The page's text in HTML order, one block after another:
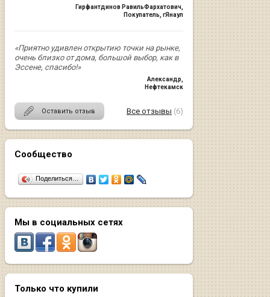
Гирфантдинов РавильФархатович
Покупатель, гЯнаул
«Приятно удивлен открытию точки на рынке,
очень близко от дома, большой выбор, как в
Эссене, спасибо!»
Александр
Нефтекамск
Оставить отзыв Все отзывы (6)
Сообщество
Поделиться…
Мы в социальных сетях
Только что купили